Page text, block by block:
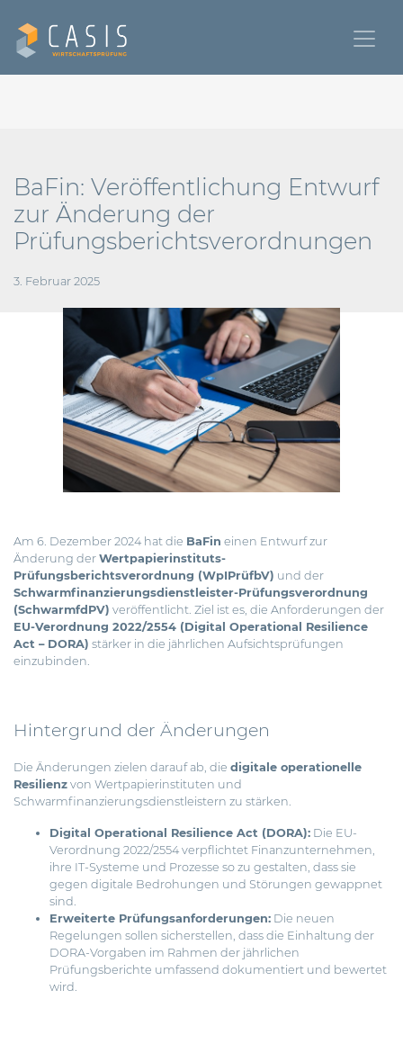
BaFin: Veröffentlichung Entwurf
zur Änderung der
Prüfungsberichtsverordnungen
3. Februar 2025
Am 6. Dezember 2024 hat die BaFin einen Entwurfzur
Änderung der Wertpapierinstituts-
Prüfungsberichtsverordnung (WpIPrüfbV) und der
Schwarmfinanzierungsdienstleister-Prüfungsverordnung
(SchwarmfdPV) veröffentlicht. Ziel ist es, die Anforderungen der
EU-Verordnung 2022/2554 (Digital Operational Resilience
Act – DORA) stärker in die jährlichen Aufsichtsprüfungen
einzubinden.
Hintergrund der Änderungen
Die Änderungen zielen darauf ab, die digitale operationelle
Resilienz von Wertpapierinstituten und
Schwarmfinanzierungsdienstleistern zu stärken.
Digital Operational Resilience Act (DORA): Die EU-
Verordnung 2022/2554 verpflichtet Finanzunternehmen,
ihre IT-Systeme und Prozesse so zu gestalten, dass sie
gegen digitale Bedrohungen und Störungen gewappnet
sind.
Erweiterte Prüfungsanforderungen: Die neuen
Regelungen sollen sicherstellen, dass die Einhaltung der
DORA-Vorgaben im Rahmen der jährlichen
Prüfungsberichte umfassend dokumentiert und bewertet
wird.